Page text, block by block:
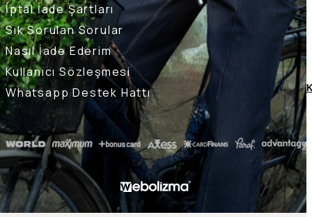
İptal İade Şartları
Sık Sorulan Sorular
Nasıl İade Ederim
Kullanıcı Sözleşmesi
Whatsapp Destek Hattı